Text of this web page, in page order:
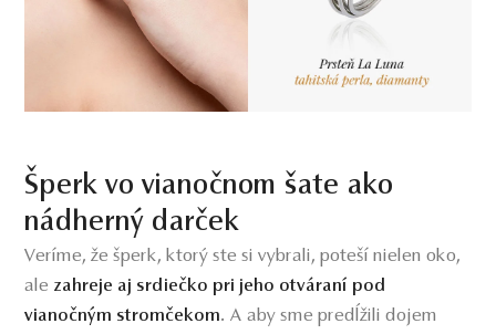
Šperk vo vianočnom šate ako
nádherný darček
Veríme, že šperk, ktorý ste si vybrali, poteší nielen oko,
ale zahreje aj srdiečko pri jeho otváraní pod
vianočným stromčekom. A aby sme predĺžili dojem